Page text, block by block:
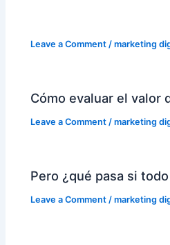
Leave a Comment /marketing
Cómo evaluar el valor
Leave a Comment /marketing
Pero ¿qué pasa si
Leave a Comment /marketing